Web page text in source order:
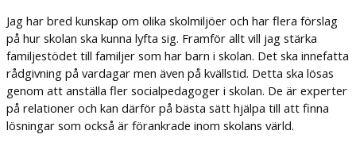
Jag har bred kunskap om olika skolmiljöer och har flera förslag
på hur skolan ska kunna lyfta sig. Framför allt vill jag stärka
familjestödet till familjer som har barn i skolan. Det ska innefatta
rådgivning på vardagar men även på kvällstid. Detta ska lösas
genom att anställa fler socialpedagoger i skolan. De är experter
på relationer och kan därför på bästa sätt hjälpa till att finna
lösningar som också är förankrade inom skolans värld.